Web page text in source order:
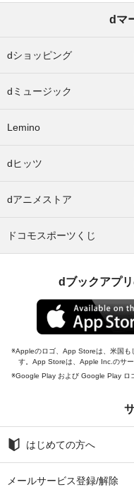
dマ
dショッピング
dミュージック
Lemino
dヒッツ
dアニメストア
ドコモスポーツくじ
dブックアプ
Appleのロゴ、App Storeは、米国も
す。App Storeは、Apple Inc.のサー
Google Play および Google Play ロ
はじめての方へ
メールサービス登録/解除